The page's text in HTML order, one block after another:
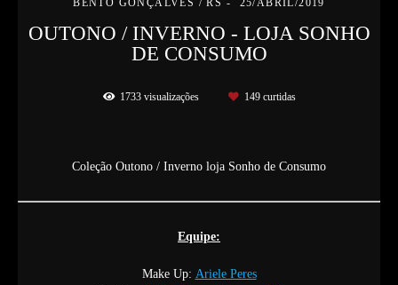
BENTO GONÇALVES / RS
25/ABRIL/2019
OUTONO / INVERNO - LOJA SONHO
DE CONSUMO
1733visualizações 149curtidas
Coleção Outono / Inverno loja Sonho de Consumo
Equipe:
Make Up: Ariele Peres